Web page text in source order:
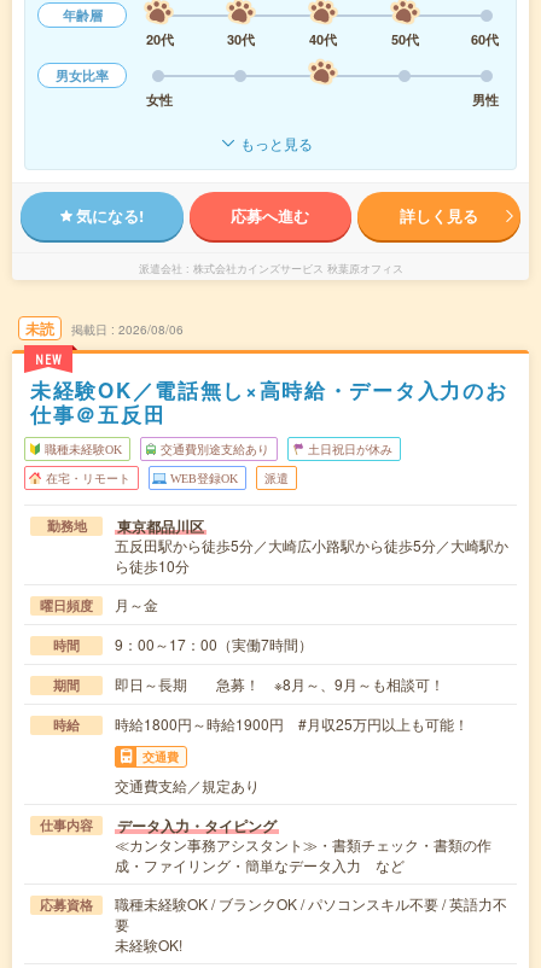
年齢層
20代
30代 40代 50代
60代
男女比率
女性
男性
もっと見る
気になる! 応募へ進む 詳しく見る
派遣会社 株式会社カインズサービス 秋葉原オフィス
未読
NEW
掲載日 2026/08/06
未経験OK／電話無し×高時給・データ入力のお
仕事＠五反田
職種未経験OK 交通費別途支給あり 土日祝日が休み
在宅・リモート WEB登録OK 派遣
勤務地 東京都品川区
五反田駅から徒歩5分／大崎広小路駅から徒歩5分／大崎駅か
ら徒歩10分
曜日頻度 月～金
時間 9：00～17：00（実働7時間）
期間 即日～長期 急募！ ※8月～、9月～も相談可！
時給 時給1800円～時給1900円 #月収25万円以上も可能！
交通費
交通費支給／規定あり
仕事内容 データ入力・タイピング
≪カンタン事務アシスタント≫・書類チェック・書類の作
成・ファイリング・簡単なデータ入力 など
応募資格
職種未経験OK / ブランクOK / パソコンスキル不要 / 英語力不
要
未経験OK!